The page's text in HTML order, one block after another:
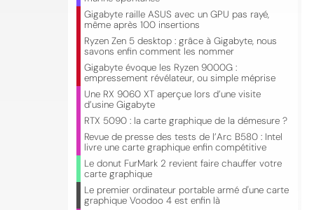
Gigabyte raille ASUS avec un GPU pas rayé,
même après 100 insertions
Ryzen Zen 5 desktop : grâce à Gigabyte, nous
savons enfin comment les nommer
Gigabyte évoque les Ryzen 9000G :
empressement révélateur, ou simple méprise
Une RX 9060 XT aperçue lors d’une visite
d’usine Gigabyte
RTX 5090 : la carte graphique de la démesure ?
Revue de presse des tests de l’Arc B580 : Intel
livre une carte graphique enfin compétitive
Le donut FurMark 2 revient faire chauffer votre
carte graphique
Le premier ordinateur portable armé d'une carte
graphique Voodoo 4 est enfin là